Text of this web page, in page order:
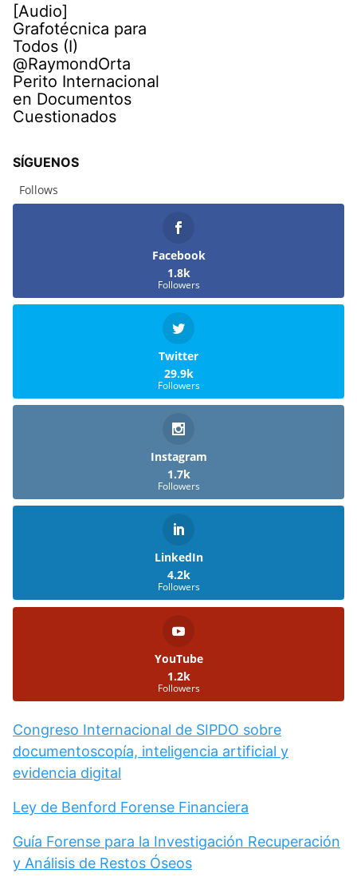
[Audio]
Grafotécnica para
Todos (I)
@RaymondOrta
Perito Internacional
en Documentos
Cuestionados
SÍGUENOS
Follows
Facebook
1.8k
Followers
Twitter
29.9k
Followers
Instagram
1.7k
Followers
LinkedIn
4.2k
Followers
YouTube
1.2k
Followers
Congreso Internacional de SIPDO sobre
documentoscopía, inteligencia artificial y
evidencia digital
Ley de Benford Forense Financiera
Guía Forense para la Investigación Recuperación
y Análisis de Restos Óseos